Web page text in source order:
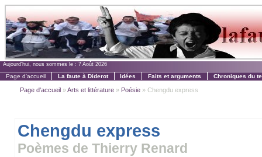
Aujourd'hui, nous sommes le : 7 Août 2026
Page d'accueil La faute à Diderot Idées Faits et arguments Chroniques du
Page d'accueil »Arts et littérature » Poésie » Chengdu express
Chengdu express
Poèmes de Thierry Renard